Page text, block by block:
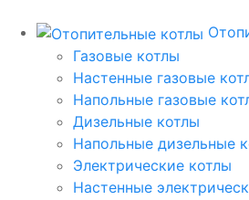
Газовые котлы
Настенные газовые
Напольные газовые
Дизельные котлы
Напольные дизельные
Электрические котлы
Настенные